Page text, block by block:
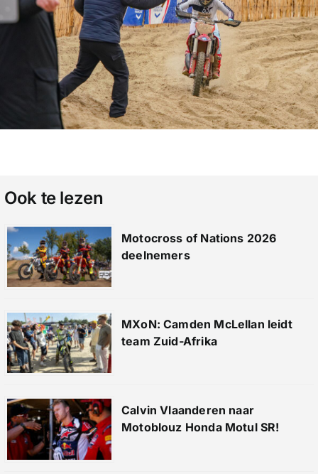
Ook te lezen
Motocross of Nations 2026
deelnemers
MXoN: Camden McLellan leidt
team Zuid-Afrika
Calvin Vlaanderen naar
Motoblouz Honda Motul SR!